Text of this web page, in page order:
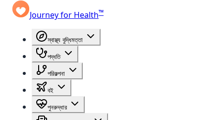
Journey for Health™
স্বাস্থ্য বুদ্ধিমত্তা
পদ্ধতি
পরিকল্পনা
বই
পুনরুদ্ধার